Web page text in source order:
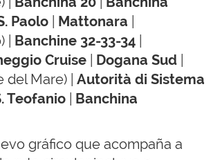
Paolo Mattonara
| Banchine 32-33-34
Cruise Dogana Sud
Mare) | Autorità di Sistema
Teofanio
Banchina
gráfico que acompaña a